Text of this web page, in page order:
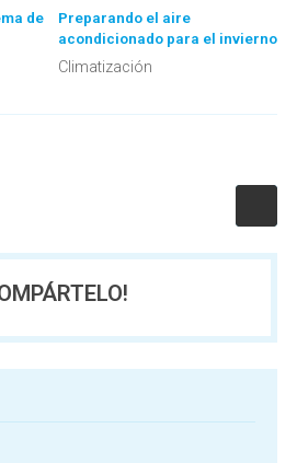
de
Preparando el aire
acondicionado para el invierno
Climatización